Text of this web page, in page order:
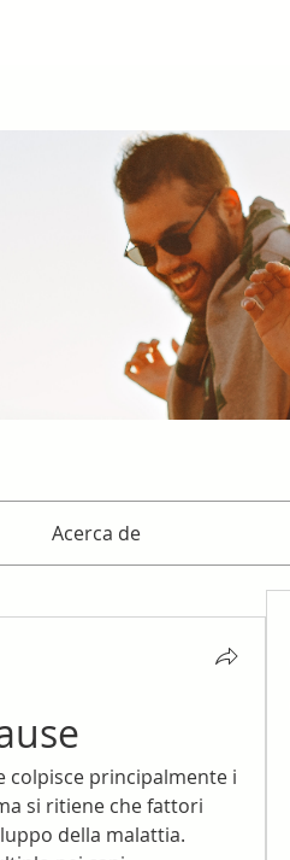
Acerca de
colpisce principalmente i
si ritiene che fattori
della malattia.